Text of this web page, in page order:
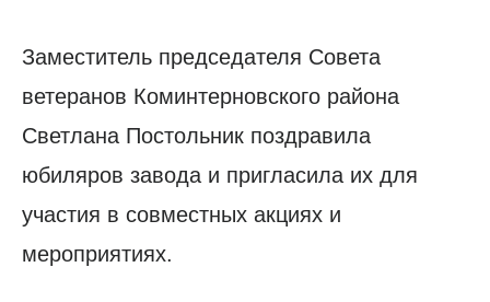
Заместитель председателя Совета
ветеранов Коминтерновского района
Светлана Постольник поздравила
юбиляров завода и пригласила их для
участия в совместных акциях и
мероприятиях.